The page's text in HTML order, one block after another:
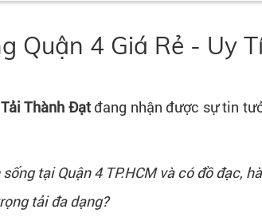
Quận 4 Giá Rẻ - Uy
Thành Đạtđang nhận được sự tin
tại Quận 4 TP.HCM và có đồ đạc,
tải đa dạng?